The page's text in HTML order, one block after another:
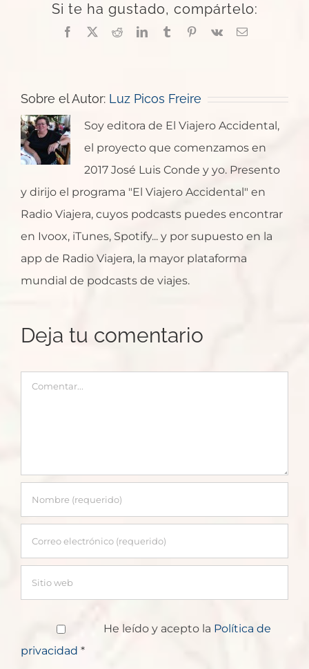
Si te ha gustado, compártelo:
Facebook
X RedditLinkedInTumblrPinterest
Vk
Correo
Sobre el Autor: Luz Picos Freire
Soy editora de El Viajero Accidental,
el proyecto que comenzamos en
2017 José Luis Conde y yo. Presento
y dirijo el programa "El Viajero Accidental" en
Radio Viajera, cuyos podcasts puedes encontrar
en Ivoox, iTunes, Spotify... y por supuesto en la
app de Radio Viajera, la mayor plataforma
mundial de podcasts de viajes.
Deja tu comentario
Comentar
He leído y acepto la Política de
privacidad *